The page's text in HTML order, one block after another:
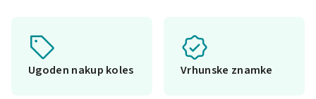
Ugoden nakup koles Vrhunske znamke